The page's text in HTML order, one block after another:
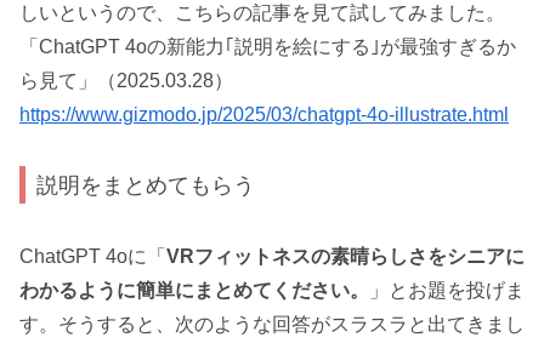
しいというので、こちらの記事を見て試してみました。
「ChatGPT 4oの新能力｢説明を絵にする｣が最強すぎるか
ら見て」（2025.03.28）
https://www.gizmodo.jp/2025/03/chatgpt-4o-illustrate.html
説明をまとめてもらう
ChatGPT 4oに「 VRフィットネスの素晴らしさをシニアに
わかるように簡単にまとめてください。
」とお題を投げま
す。そうすると、次のような回答がスラスラと出てきまし